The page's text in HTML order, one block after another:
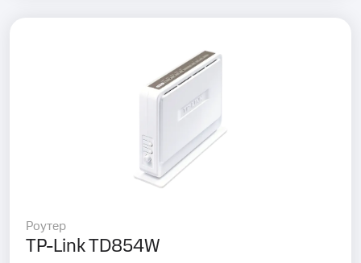
Роутер
TP-Link TD854W